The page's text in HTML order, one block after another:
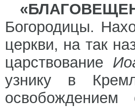
Богородицы.
церкви, на так
царствование
узнику в